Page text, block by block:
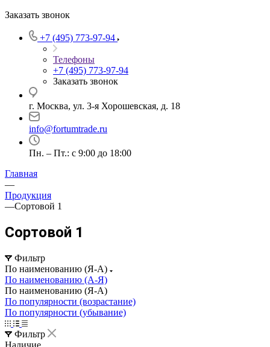
Заказать звонок
+7 (495) 773-97-94
Телефоны
+7 (495) 773-97-94
Заказать звонок
г. Москва, ул. 3-я Хорошевская, д. 18
info@fortumtrade.ru
Пн. – Пт.: с 9:00 до 18:00
Главная
—
Продукция
—Сортовой 1
Сортовой 1
Фильтр
По наименованию (Я-А)
По наименованию (А-Я)
По наименованию (Я-А)
По популярности (возрастание)
По популярности (убывание)
Фильтр
Наличие